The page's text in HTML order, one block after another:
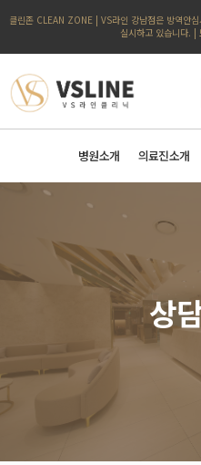
클린존 CLEAN ZONE | VS라인 강남점은 방역안
실시하고 있습니다. |
병원소개 의료진소개
상